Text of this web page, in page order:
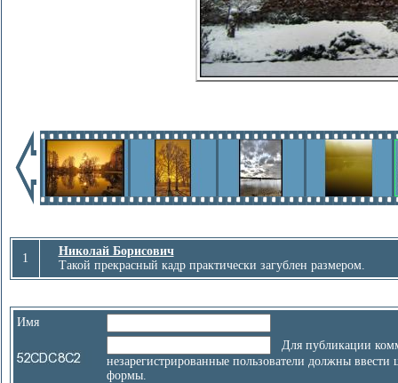
1
Николай Борисович
Такой прекрасный кадр практически загублен размером.
Имя
Для публикации
незарегистрированные пользователи должны
формы.